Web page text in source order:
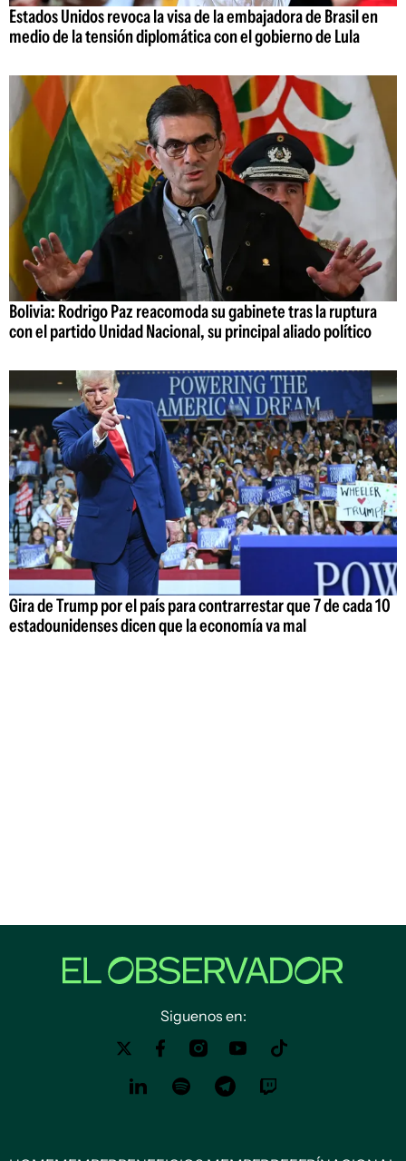
Estados Unidos revoca la visa de la embajadora de Brasil en
medio de la tensión diplomática con el gobierno de Lula
Bolivia: Rodrigo Paz reacomoda su gabinete tras la ruptura
con el partido Unidad Nacional, su principal aliado político
Gira de Trump por el país para contrarrestar que 7 de cada 10
estadounidenses dicen que la economía va mal
Siguenos en: